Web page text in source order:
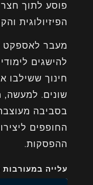
פוסע לתוך חצר
הפיזיולוגית
מעבר לאספקט
להישגים
חינוך ששילבו
ההפסקות.
עלייה